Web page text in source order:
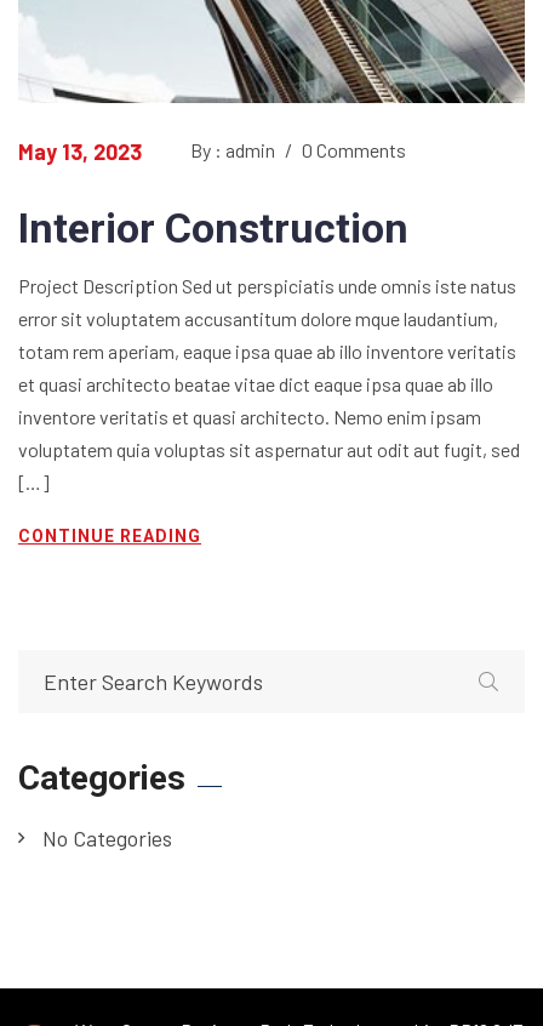
May 13, 2023 By : admin / 0 Comments
Interior Construction
Project Description Sed ut perspiciatis unde omnis iste natus
error sit voluptatem accusantitum dolore mque laudantium,
totam rem aperiam, eaque ipsa quae ab illo inventore veritatis
et quasi architecto beatae vitae dict eaque ipsa quae ab illo
inventore veritatis et quasi architecto. Nemo enim ipsam
voluptatem quia voluptas sit aspernatur aut odit aut fugit, sed
[…]
CONTINUE READING
Categories
No Categories